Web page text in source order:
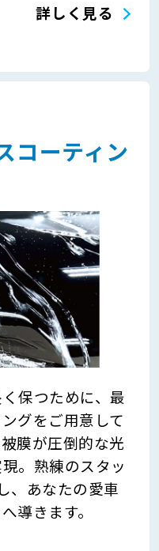
詳しく見る
コーティン
保つために、最
グをご用意して
膜が圧倒的な光
。熟練のスタッ
、あなたの愛車
導きます。